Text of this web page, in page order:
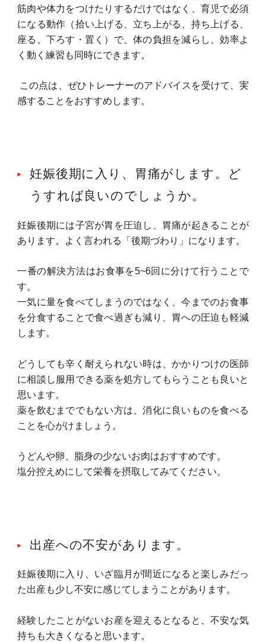
筋肉や体力をつけたりするだけではなく、育児で必須
になる動作（拾い上げる、立ち上がる、持ち上げる、
座る、下ろす・置く）で、体の負担を減らし、効率よ
く動く練習も同時にできます。
この点は、ぜひトレーナーのアドバイスを受けて、実
感することをおすすめします。
妊娠後期に入り、胃痛がします。ど
うすれば良いのでしょうか。
妊娠後期には子宮が胃を圧迫し、胃痛が起きることが
あります。よく言われる「後期づわり」になります。
一番の解決方法はお食事を5~6回に分けて行うことで
す。
一気に量を食べてしまうのではなく、今までのお食事
を分食することで食べ過ぎも減り、胃への圧迫も軽減
します。
どうしても辛く耐えられない時は、かかりつけの医師
に相談し服用できる薬を処方してもらうことも良いと
思います。
薬を飲むまででもない方は、消化に良いものを食べる
ことを心がけましょう。
うどんや卵、脂身の少ないお肉はおすすめです。
塩分控えめにして栄養を摂取してみてください。
出産への不安があります。
妊娠後期に入り、いざ臨月が間近になると楽しみだっ
た出産も少し不安に感じてしまうことがあります。
経験したことがないお産を迎えるとなると、不安な気
持ちも大きくなると思います。